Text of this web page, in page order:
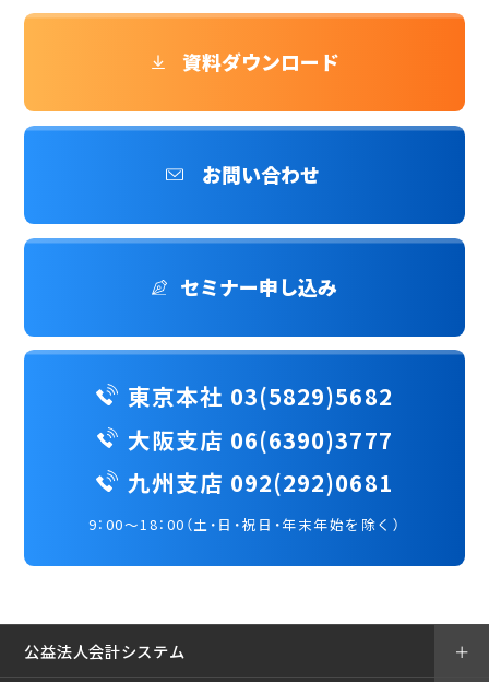
資料ダウンロード
お問い合わせ
セミナー申し込み
東京本社 03(5829)5682
大阪支店 06(6390)3777
九州支店 092(292)0681
9：00～18：00（土・日・祝日・年末年始を除く）
公益法人会計システム ＋